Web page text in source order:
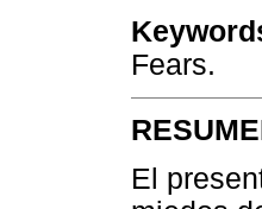
Fears.
El